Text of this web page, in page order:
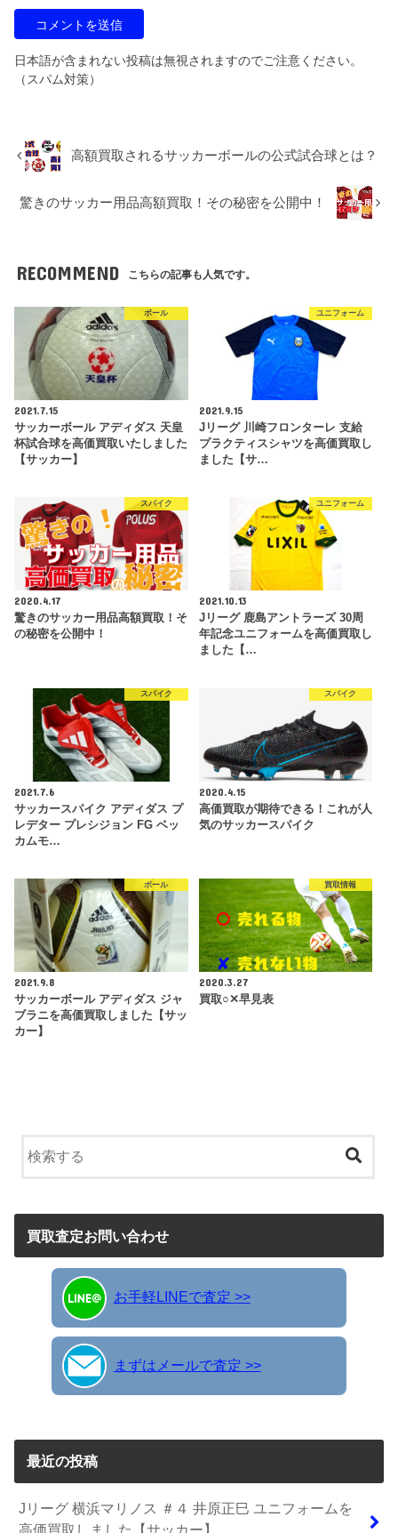
日本語が含まれない投稿は無視されますのでご注意ください。
（スパム対策）
高額買取されるサッカーボールの公式試合球とは？
驚きのサッカー用品高額買取！その秘密を公開中！
RECOMMEND こちらの記事も人気です。
ボール
2021.7.15
サッカーボール アディダス 天皇
杯試合球を高価買取いたしました
【サッカー】
ユニフォーム
2021.9.15
Jリーグ 川崎フロンターレ 支給
プラクティスシャツを高価買取し
ました【サ…
スパイク
2020.4.17
驚きのサッカー用品高額買取！そ
の秘密を公開中！
ユニフォーム
2021.10.13
Jリーグ 鹿島アントラーズ 30周
年記念ユニフォームを高価買取し
ました【…
スパイク
2021.7.6
サッカースパイク アディダス プ
レデター プレシジョン FG ベッ
カムモ…
スパイク
2020.4.15
高価買取が期待できる！これが人
気のサッカースパイク
ボール
2021.9.8
サッカーボール アディダス ジャ
ブラニを高価買取しました【サッ
カー】
買取情報
2020.3.27
買取○✕早見表
買取査定お問い合わせ
お手軽LINEで査定 >>
まずはメールで査定 >>
最近の投稿
Jリーグ 横浜マリノス ＃４ 井原正巳 ユニフォームを
高価買取しました【サッカー】